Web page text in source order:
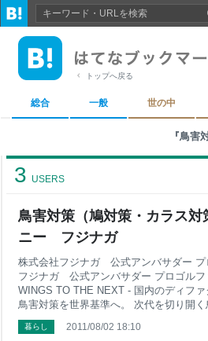
トップへ戻る
総合 一般 世の中
『鳥
鳥害対策（鳩対策・カラス
ニー フジナガ
3 USERS
株式会社フジナガ 公式アンバサダー
フジナガ 公式アンバサダー プロゴル
WINGS TO THE NEXT - 国内のディフ
鳥害対策を世界基準へ。 次代を切り開
人、鳥が共生できる豊かな環境創造を追
現地法人「FUJINAGA THAILAND」設立
暮らし 2011/08/02 18:10